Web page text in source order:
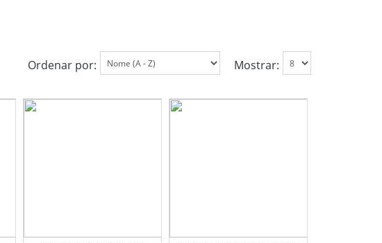
Mostrar:
Ordenar por: